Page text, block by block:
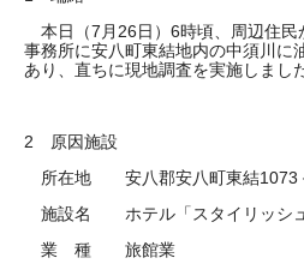
本日（7月26日）6時頃、周辺住民
事務所に安八町東結地内の中須川に
あり、直ちに現地調査を実施しました
2 原因施設
所在地 安八郡安八町東結1073
施設名 ホテル「スタイリッシュ
業 種 旅館業